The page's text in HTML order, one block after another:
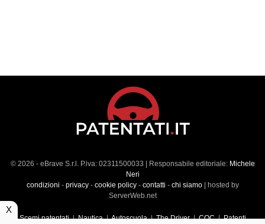
© 2026 - eBrave S.r.l. P.iva: 02311500033 | Responsabile editoriale: Michele
Neri
condizioni - privacy- cookie policy- contatti - chi siamo| hosted by
ServerWeb.net
Scemi patentati|Nautica|Autoscuola|The Driver|CQC|Patenti
X